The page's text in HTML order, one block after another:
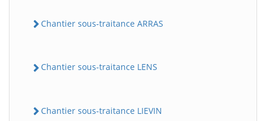
Chantier sous-traitance ARRAS
Chantier sous-traitance LENS
Chantier sous-traitance LIEVIN